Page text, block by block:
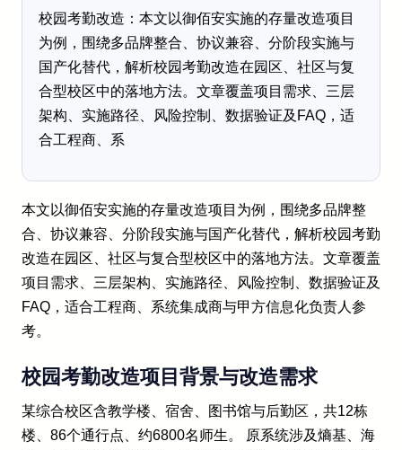
校园考勤改造：本文以御佰安实施的存量改造项目
为例，围绕多品牌整合、协议兼容、分阶段实施与
国产化替代，解析校园考勤改造在园区、社区与复
合型校区中的落地方法。文章覆盖项目需求、三层
架构、实施路径、风险控制、数据验证及FAQ，适
合工程商、系
本文以御佰安实施的存量改造项目为例，围绕多品牌整
合、协议兼容、分阶段实施与国产化替代，解析校园考勤
改造在园区、社区与复合型校区中的落地方法。文章覆盖
项目需求、三层架构、实施路径、风险控制、数据验证及
FAQ，适合工程商、系统集成商与甲方信息化负责人参
考。
校园考勤改造项目背景与改造需求
某综合校区含教学楼、宿舍、图书馆与后勤区，共12栋
楼、86个通行点、约6800名师生。 原系统涉及熵基、海